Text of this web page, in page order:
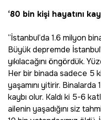
‘80 bin kişi hayatını
“İstanbul’da 1.6 milyon
Büyük depremde
yıkılacağını öngördük.
Her bir binada sadece 5
yaşamını yitirir. Binalarda
kaybı olur. Kaldı ki 5-6
ailenin yaşadığını siz